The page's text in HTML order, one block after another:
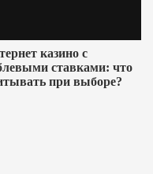
казино с
ставками: что
при выборе?